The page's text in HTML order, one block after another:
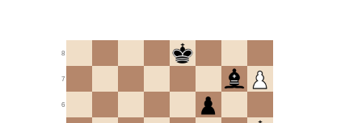
6
7
8